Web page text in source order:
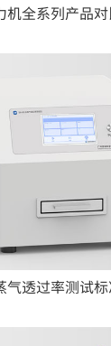
机全系列产品
气透过率测试标